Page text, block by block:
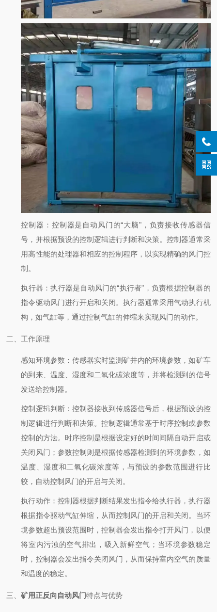
控制器：控制器是自动风门的“大脑"，负责接收传感器信
号，并根据预设的控制逻辑进行判断和决策。控制器通常采
用高性能的处理器和相应的控制程序，以实现精确的风门控
制。
执行器：执行器是自动风门的“执行者"，负责根据控制器的
指令驱动风门进行开启和关闭。执行器通常采用气动执行机
构，如气缸等，通过控制气缸的伸缩来实现风门的动作。
二、工作原理
感知环境参数：传感器实时监测矿井内的环境参数，如矿车
的到来、温度、湿度和二氧化碳浓度等，并将检测到的信号
发送给控制器。
控制逻辑判断：控制器接收到传感器信号后，根据预设的控
制逻辑进行判断和决策。控制逻辑通常基于时序控制或参数
控制的方法。时序控制是根据设定好的时间间隔自动开启或
关闭风门；参数控制则是根据传感器检测到的环境参数，如
温度、湿度和二氧化碳浓度等，与预设的参数范围进行比
较，自动控制风门的开启与关闭。
执行动作：控制器根据判断结果发出指令给执行器，执行器
根据指令驱动气缸伸缩，从而控制风门的开启和关闭。当环
境参数超出预设范围时，控制器会发出指令打开风门，以便
将室内污浊的空气排出，吸入新鲜空气；当环境参数稳定
时，控制器会发出指令关闭风门，从而保持室内空气的质量
和温度的稳定。
三、矿用正反向自动风门特点与优势